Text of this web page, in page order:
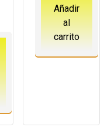
Añadir
al
carrito